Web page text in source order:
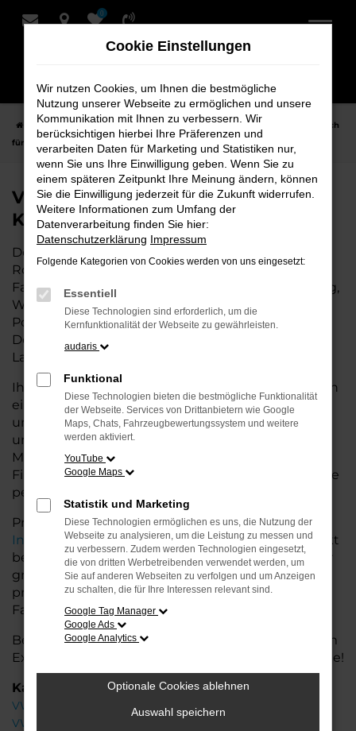
Zum
0
Startseite Rotenburg VW
VW Polo Fahrzeuge bei Schmidt + Koch
für Rotenburg
VW Polo Fahrzeuge bei Schmidt +
Koch für Rotenburg
Der VW Polo ist die perfekte Wahl für alle in
Rotenburg, die ein zuverlässiges und modernes
Fahrzeug suchen. Ob für den täglichen Arbeitsweg,
Wochenendausflüge oder lange Reisen, der VW
Polo bietet Komfort, Effizienz und modernes
Design, das sowohl in der Stadt als auch auf dem
Land glänzt.
Ihr VW Autohaus in Rotenburg bietet Ihnen neben
einer breiten Auswahl an VW Fahrzeugen auch
umfassende Beratung und Service. Wir
unterstützen Sie bei der Auswahl des passenden
Modells und bieten maßgeschneiderte
Finanzierungslösungen sowie Leasingoptionen, die
perfekt zu Ihrem Budget und Bedarf passen.
Profitieren Sie von zusätzlichen Services wie
Inzahlungnahme,Wartung und Reparaturendirekt
bei Ihrem VW Autohaus in Rotenburg. Mit unserer
großen Auswahl an Fahrzeugen und der
professionellen Beratung finden Sie bei uns das
Fahrzeug, das Ihre Ansprüche erfüllt.
Besuchen Sie uns und lassen Sie sich von unserem
Expertenteam beraten – der VW Polo wartet auf Sie!
Kategorie
VW Polo Rotenburg
VW Polo Gebrauchtwagen Rotenburg
Cookie Einstellungen
Wir nutzen Cookies, um Ihnen die bestmögliche
Nutzung unserer Webseite zu ermöglichen und unsere
Kommunikation mit Ihnen zu verbessern. Wir
berücksichtigen hierbei Ihre Präferenzen und
verarbeiten Daten für Marketing und Statistiken nur,
wenn Sie uns Ihre Einwilligung geben. Wenn Sie zu
einem späteren Zeitpunkt Ihre Meinung ändern, können
Sie die Einwilligung jederzeit für die Zukunft widerrufen.
Weitere Informationen zum Umfang der
Datenverarbeitung finden Sie hier:
Datenschutzerklärung Impressum
Folgende Kategorien von Cookies werden von uns eingesetzt:
Essentiell
Diese Technologien sind erforderlich, um die
Kernfunktionalität der Webseite zu gewährleisten.
audaris
Funktional
Diese Technologien bieten die bestmögliche Funktionalität
der Webseite. Services von Drittanbietern wie Google
Maps, Chats, Fahrzeugbewertungssystem und weitere
werden aktiviert.
YouTube
Google Maps
Statistik und Marketing
Diese Technologien ermöglichen es uns, die Nutzung der
Webseite zu analysieren, um die Leistung zu messen und
zu verbessern. Zudem werden Technologien eingesetzt,
die von dritten Werbetreibenden verwendet werden, um
Sie auf anderen Webseiten zu verfolgen und um Anzeigen
zu schalten, die für Ihre Interessen relevant sind.
Google Tag Manager
Google Ads
Google Analytics
Optionale Cookies ablehnen
Auswahl speichern